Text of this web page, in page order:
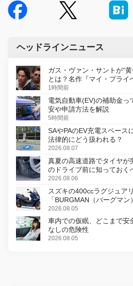
ヘッドラインニュース
ガス・ヴァン・サントが“
とは？名作『マイ・プライ
初のデジタルリマスター版
1時間前
電気自動車(EV)の補助金っ
安や申請方法を解説
5時間前
SAやPAのEV充電スペース
法律的にどう扱われる？
2026.08.07
真夏の高速道路でタイヤが
のドライブ前に知っておく
2026.08.06
スズキの400ccラグジュア
「BURGMAN（バーグマ
変更し、8月18日に発売
2026.08.05
車内での仮眠、どこまで安
なしの危険性
2026.08.05